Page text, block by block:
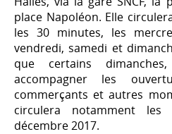
place Napoléon. Elle
les 30 minutes, les
vendredi, samedi et
que certains
accompagner les
commerçants et autres
circulera notamment
décembre 2017.